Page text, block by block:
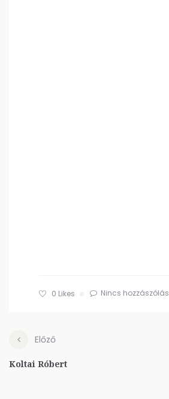
0 Likes Nincs hozzászólás
Előző
Koltai Róbert